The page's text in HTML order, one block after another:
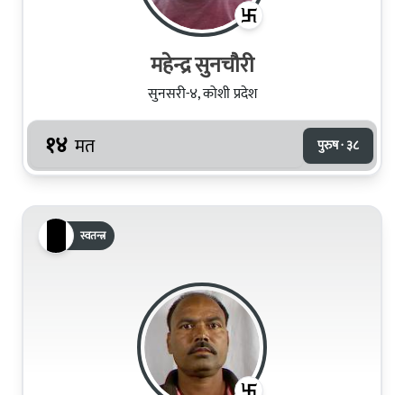
महेन्द्र सुनचाैरी
सुनसरी-४, कोशी प्रदेश
१४ मत पुरुष · ३८
स्वतन्त्र